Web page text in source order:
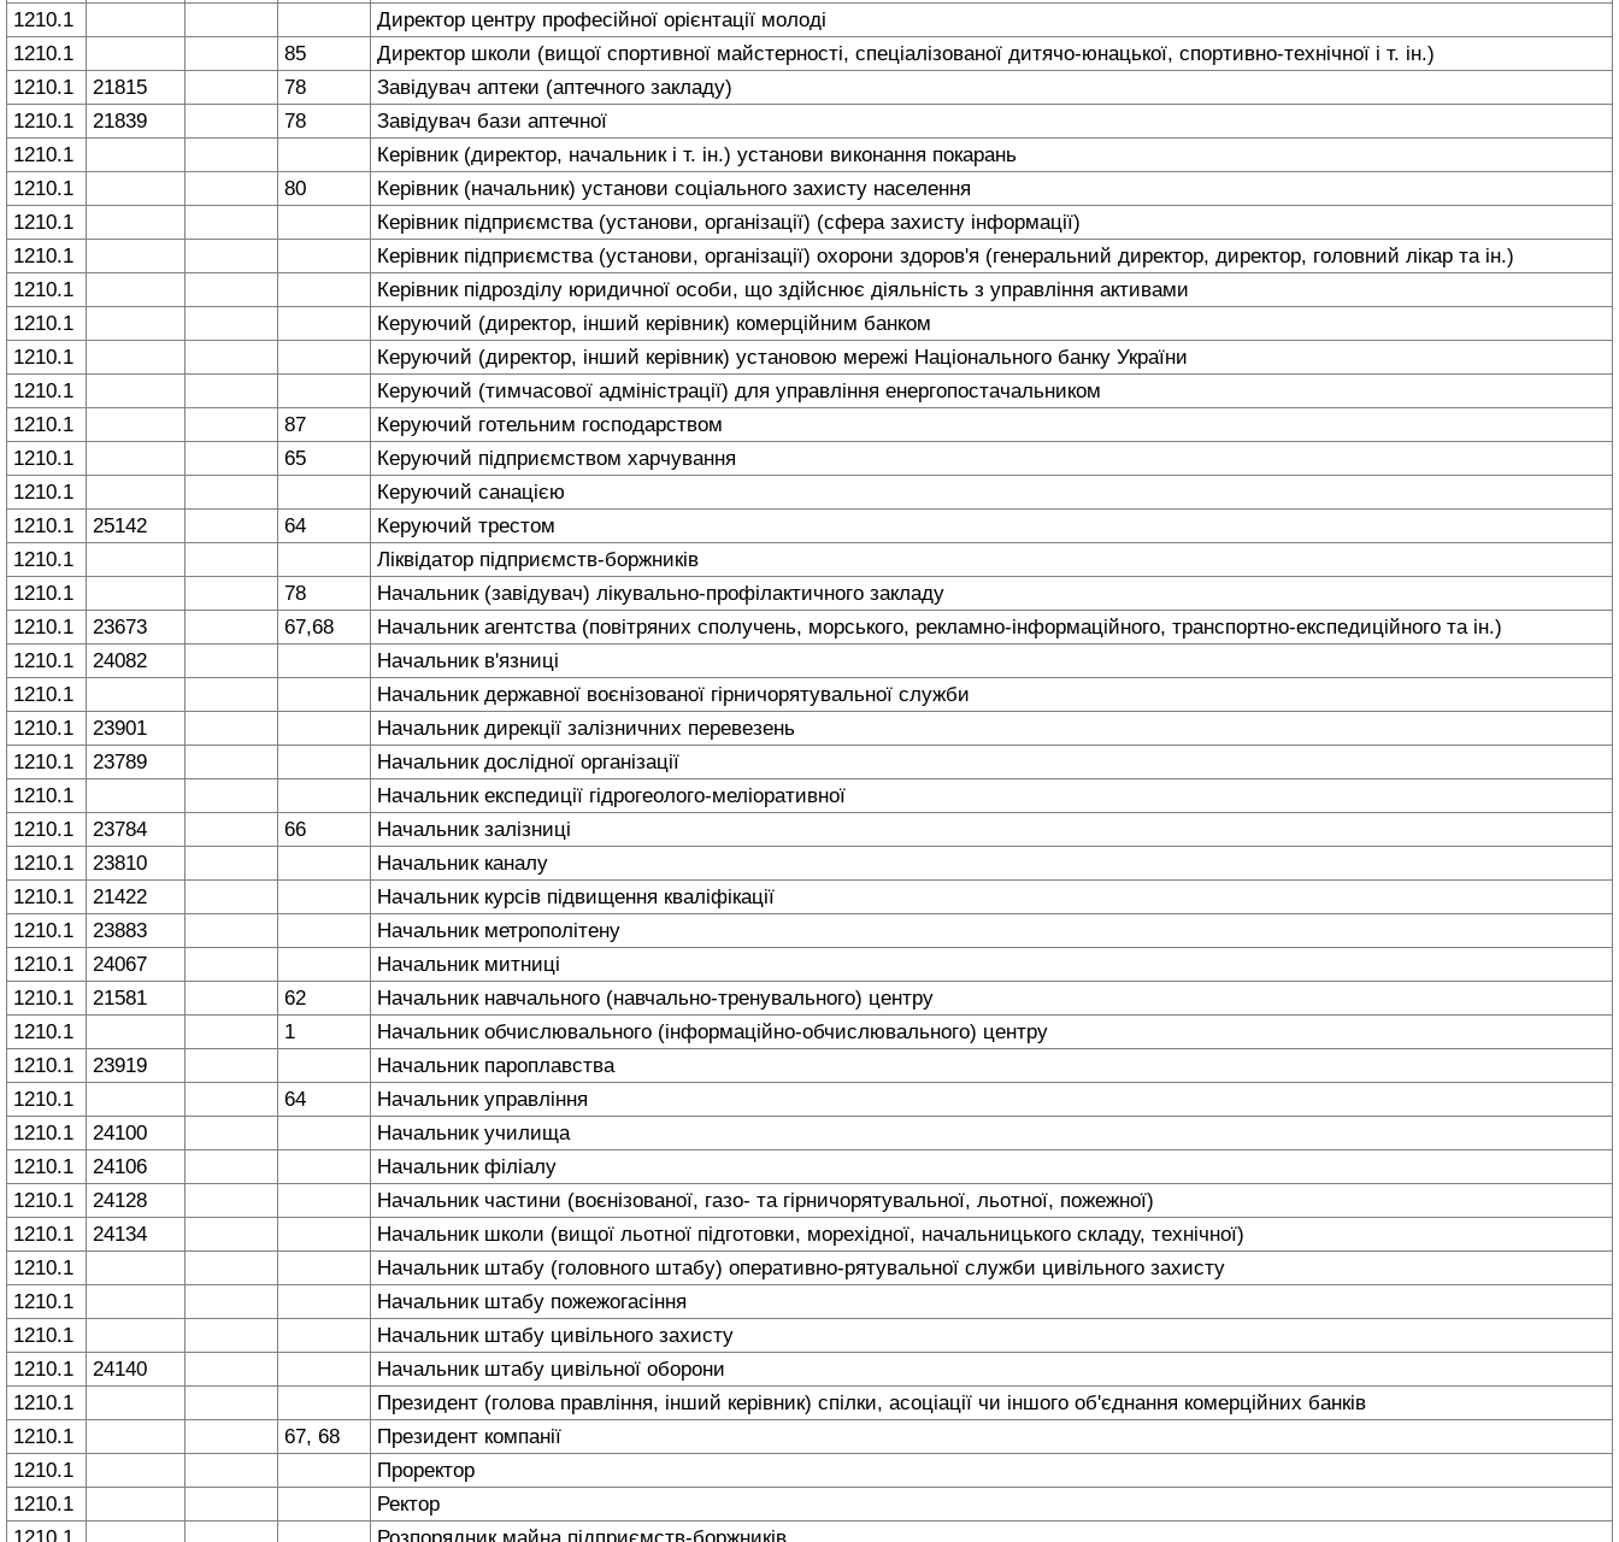
1210.1
Директор центру професійної орієнтації молоді
1210.1
85
Директор школи (вищої спортивної майстерності, спеціалізованої дитячо-юнацької, спортивно-технічної і т. ін.)
1210.1
21815 78
Завідувач аптеки (аптечного закладу)
1210.1
21839 78
Завідувач бази аптечної
1210.1
Керівник (директор, начальник і т. ін.) установи виконання покарань
1210.1
80
Керівник (начальник) установи соціального захисту населення
1210.1
Керівник підприємства (установи, організації) (сфера захисту інформації)
1210.1
Керівник підприємства (установи, організації) охорони здоров'я (генеральний директор, директор, головний лікар та ін.)
1210.1
Керівник підрозділу юридичної особи, що здійснює діяльність з управління активами
1210.1
Керуючий (директор, інший керівник) комерційним банком
1210.1
Керуючий (директор, інший керівник) установою мережі Національного банку України
1210.1
Керуючий (тимчасової адміністрації) для управління енергопостачальником
1210.1
87
Керуючий готельним господарством
1210.1
65
Керуючий підприємством харчування
1210.1
Керуючий санацією
1210.1
25142 64
Керуючий трестом
1210.1
Ліквідатор підприємств-боржників
1210.1
78
Начальник (завідувач) лікувально-профілактичного закладу
1210.1
23673 67,68
Начальник агентства (повітряних сполучень, морського, рекламно-інформаційного, транспортно-експедиційного та ін.)
1210.1
24082
Начальник в'язниці
1210.1
Начальник державної воєнізованої гірничорятувальної служби
1210.1
23901
Начальник дирекції залізничних перевезень
1210.1
23789
Начальник дослідної організації
1210.1
Начальник експедиції гідрогеолого-меліоративної
1210.1
23784 66
Начальник залізниці
1210.1
23810
Начальник каналу
1210.1
21422
Начальник курсів підвищення кваліфікації
1210.1
23883
Начальник метрополітену
1210.1
24067
Начальник митниці
1210.1
21581 62
Начальник навчального (навчально-тренувального) центру
1210.1
1
Начальник обчислювального (інформаційно-обчислювального) центру
1210.1
23919
Начальник пароплавства
1210.1
64
Начальник управління
1210.1
24100
Начальник училища
1210.1
24106
Начальник філіалу
1210.1
24128
Начальник частини (воєнізованої, газо- та гірничорятувальної, льотної, пожежної)
1210.1
24134
Начальник школи (вищої льотної підготовки, морехідної, начальницького складу, технічної)
1210.1
Начальник штабу (головного штабу) оперативно-рятувальної служби цивільного захисту
1210.1
Начальник штабу пожежогасіння
1210.1
Начальник штабу цивільного захисту
1210.1
24140
Начальник штабу цивільної оборони
1210.1
Президент (голова правління, інший керівник) спілки, асоціації чи іншого об'єднання комерційних банків
1210.1
67, 68
Президент компанії
1210.1
Проректор
1210.1
Ректор
1210.1
Розпорядник майна підприємств-боржників